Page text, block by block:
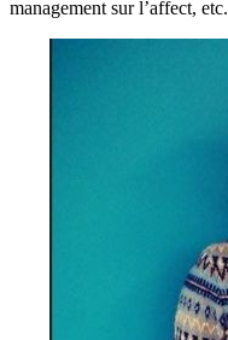
management sur l’affect, etc.